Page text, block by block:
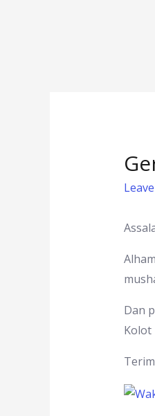
Dan
Kolot